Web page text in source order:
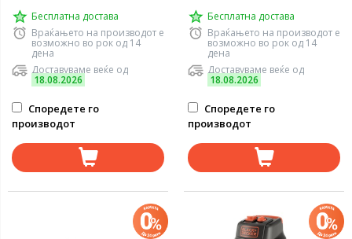
Бесплатна достава
Враќањето на производот е
возможно во рок од 14
дена
Доставуваме веќе од
18.08.2026
Споредете го
производот
Бесплатна достава
Враќањето на производот е
возможно во рок од 14
дена
Доставуваме веќе од
18.08.2026
Споредете го
производот